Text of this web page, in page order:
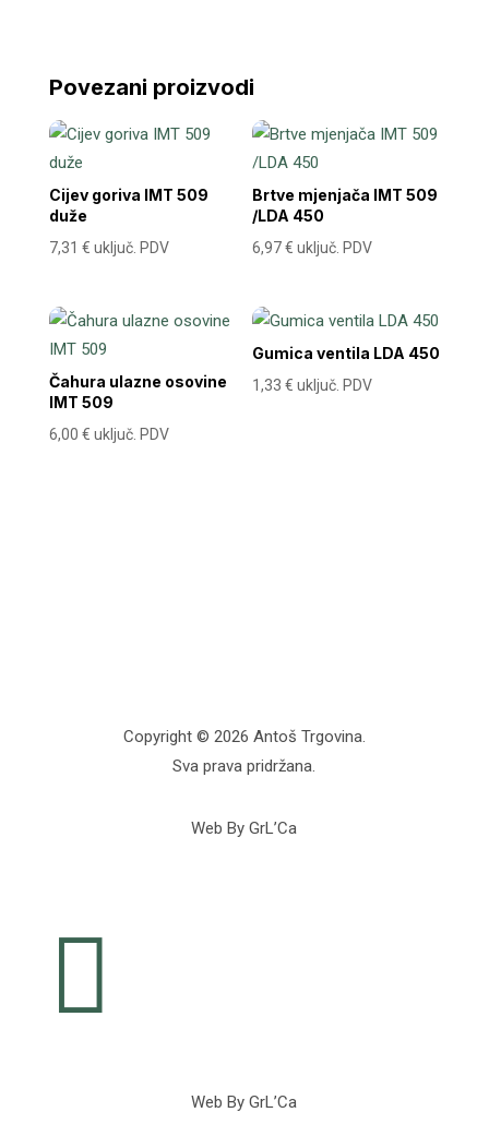
Povezani proizvodi
Cijev goriva IMT 509
duže
7,31 € uključ. PDV
Brtve mjenjača IMT 509
/LDA 450
6,97€ uključ. PDV
Čahura ulazne osovine
IMT 509
6,00 € uključ. PDV
Gumica ventila LDA 450
1,33€ uključ. PDV
Copyright © 2026 Antoš Trgovina.
Sva prava pridržana.
Web By GrL’Ca

Web By GrL’Ca